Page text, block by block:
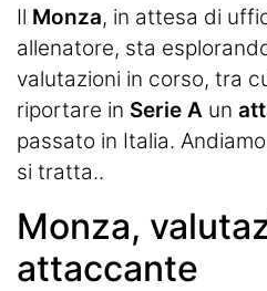
Il Monza, in attesa di
allenatore, sta
valutazioni in corso, tra
riportare in Serie A un
passato in Italia.
si tratta..
Monza,
attaccante